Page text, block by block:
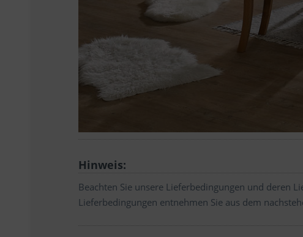
Hinweis:
Beachten Sie unsere Lieferbedingungen und deren
Lieferbedingungen entnehmen Sie aus dem